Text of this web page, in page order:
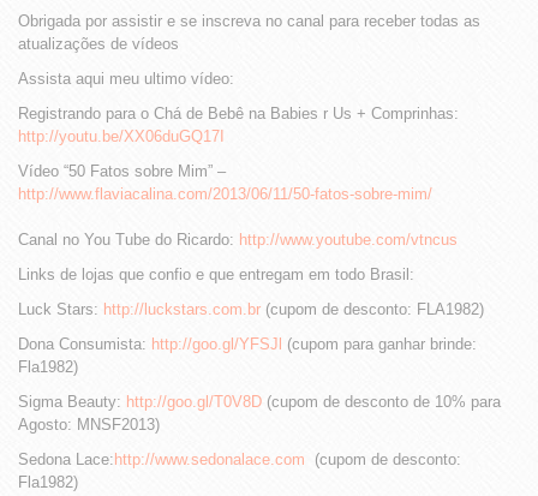
Obrigada por assistir e se inscreva no canal para receber todas as
atualizações de vídeos
Assista aqui meu ultimo vídeo:
Registrando para o Chá de Bebê na Babies r Us + Comprinhas:
http://youtu.be/XX06duGQ17I
Vídeo “50 Fatos sobre Mim” –
http://www.flaviacalina.com/2013/06/11/50-fatos-sobre-mim/
Canal no You Tube do Ricardo: http://www.youtube.com/vtncus
Links de lojas que confio e que entregam em todo Brasil:
Luck Stars: http://luckstars.com.br (cupom de desconto: FLA1982)
Dona Consumista: http://goo.gl/YFSJl (cupom para ganhar brinde:
Fla1982)
Sigma Beauty: http://goo.gl/T0V8D (cupom de desconto de 10% para
Agosto: MNSF2013)
Sedona Lace: http://www.sedonalace.com (cupom de desconto:
Fla1982)